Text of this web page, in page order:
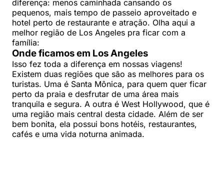
diferença: menos caminhada cansando os
pequenos, mais tempo de passeio aproveitado e
hotel perto de restaurante e atração. Olha aqui a
melhor região de Los Angeles pra ficar com a
família:
Onde ficamos em Los Angeles
Isso fez toda a diferença em nossas viagens!
Existem duas regiões que são as melhores para os
turistas. Uma é Santa Mônica, para quem quer ficar
perto da praia e desfrutar de uma área mais
tranquila e segura. A outra é West Hollywood, que é
uma região mais central desta cidade. Além de ser
bem bonita, ela possui bons hotéis, restaurantes,
cafés e uma vida noturna animada.